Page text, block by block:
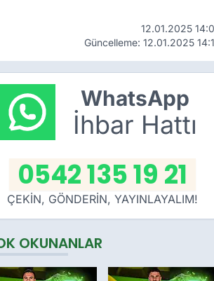
12.01.2025
Güncelleme: 12.01.2025
WhatsApp
İhbar Hattı
0542 135 19 21
ÇEKİN, GÖNDERİN, YAYINLAYALIM!
OKUNANLAR